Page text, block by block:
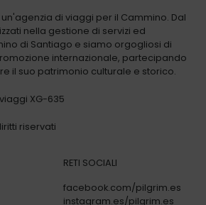
di viaggi per il Cammino. Dal
nella gestione di servizi ed
di Santiago e siamo orgogliosi di
internazionale, partecipando
il suo patrimonio culturale e storico.
XG-635
riservati
RETI SOCIALI
facebook.com/pilgrim.es
instagram.es/pilgrim.es